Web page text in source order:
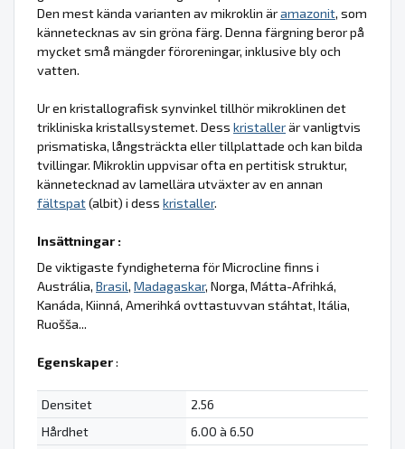
Den mest kända varianten av mikroklin äramazonit, som
kännetecknas av sin gröna färg. Denna färgning beror på
mycket små mängder föroreningar, inklusive bly och
vatten.
Ur en kristallografisk synvinkel tillhör mikroklinen det
trikliniska kristallsystemet. Dess kristallerär vanligtvis
prismatiska, långsträckta eller tillplattade och kan bilda
tvillingar. Mikroklin uppvisar ofta en pertitisk struktur,
kännetecknad av lamellära utväxter av en annan
fältspat(albit) i dess kristaller.
Insättningar :
De viktigaste fyndigheterna för Microcline finns i
Austrália, Brasil, Madagaskar, Norga, Mátta-Afrihká,
Kanáda, Kiinná, Amerihká ovttastuvvan stáhtat, Itália,
Ruošša...
Egenskaper:
Densitet
2.56
Hårdhet
6.00 à 6.50